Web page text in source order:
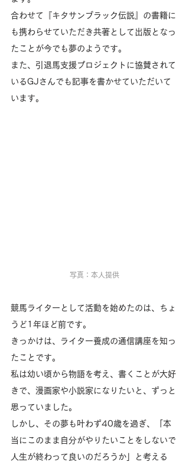
合わせて『キタサンブラック伝説』の書籍に
も携わらせていただき共著として出版となっ
たことが今でも夢のようです。
また、引退馬支援プロジェクトに協賛されて
いるGJさんでも記事を書かせていただいて
います。
写真：本人提供
競馬ライターとして活動を始めたのは、ちょ
うど1年ほど前です。
きっかけは、ライター養成の通信講座を知っ
たことです。
私は幼い頃から物語を考え、書くことが大好
きで、漫画家や小説家になりたいと、ずっと
思っていました。
しかし、その夢も叶わず40歳を過ぎ、「本
当にこのまま自分がやりたいことをしないで
人生が終わって良いのだろうか」と考える